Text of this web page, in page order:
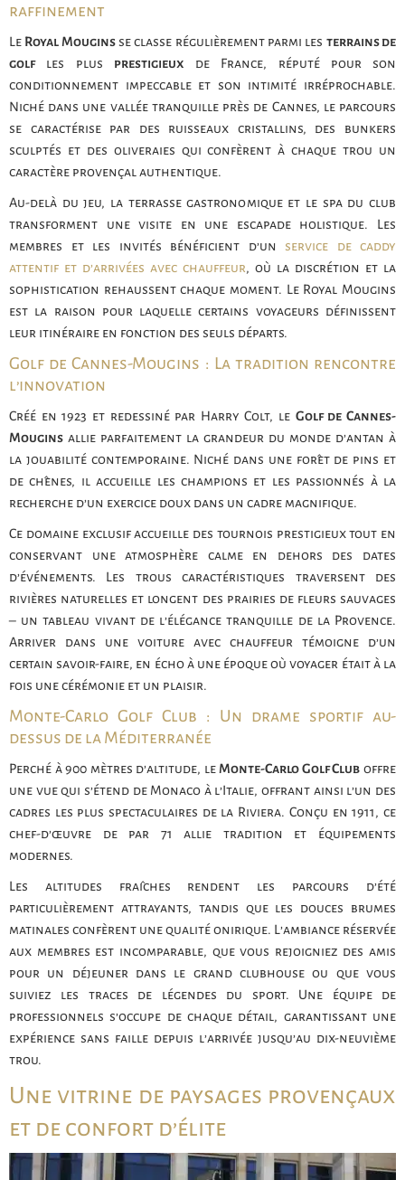
raffinement
Le Royal Mouginsse classe régulièrement parmi les terrains de
golfles plus prestigieux de France, réputé pour son
conditionnement impeccable et son intimité irréprochable.
Niché dans une vallée tranquille près de Cannes, le parcours
se caractérise par des ruisseaux cristallins, des bunkers
sculptés et des oliveraies qui confèrent à chaque trou un
caractère provençal authentique.
Au-delà du jeu, la terrasse gastronomique et le spa du club
transforment une visite en une escapade holistique. Les
membres et les invités bénéficient d’un service de caddy
attentif et d’arrivées avec chauffeur, où la discrétion et la
sophistication rehaussent chaque moment. Le Royal Mougins
est la raison pour laquelle certains voyageurs définissent
leur itinéraire en fonction des seuls départs.
Golf de Cannes-Mougins : La tradition rencontre
l’innovation
Créé en 1923 et redessiné par Harry Colt, le Golf de Cannes-
Mougins allie parfaitement la grandeur du monde d’antan à
la jouabilité contemporaine. Niché dans une forêt de pins et
de chênes, il accueille les champions et les passionnés à la
recherche d’un exercice doux dans un cadre magnifique.
Ce domaine exclusif accueille des tournois prestigieux tout en
conservant une atmosphère calme en dehors des dates
d’événements. Les trous caractéristiques traversent des
rivières naturelles et longent des prairies de fleurs sauvages
– un tableau vivant de l’élégance tranquille de la Provence.
Arriver dans une voiture avec chauffeur témoigne d’un
certain savoir-faire, en écho à une époque où voyager était à la
fois une cérémonie et un plaisir.
Monte-Carlo Golf Club : Un drame sportif au-
dessus de la Méditerranée
Perché à 900 mètres d’altitude, le Monte-Carlo Golf Club offre
une vue qui s’étend de Monaco à l’Italie, offrant ainsi l’un des
cadres les plus spectaculaires de la Riviera. Conçu en 1911, ce
chef-d’œuvre de par 71 allie tradition et équipements
modernes.
Les altitudes fraîches rendent les parcours d’été
particulièrement attrayants, tandis que les douces brumes
matinales confèrent une qualité onirique. L’ambiance réservée
aux membres est incomparable, que vous rejoigniez des amis
pour un déjeuner dans le grand clubhouse ou que vous
suiviez les traces de légendes du sport. Une équipe de
professionnels s’occupe de chaque détail, garantissant une
expérience sans faille depuis l’arrivée jusqu’au dix-neuvième
trou.
Une vitrine de paysages provençaux
et de confort d’élite